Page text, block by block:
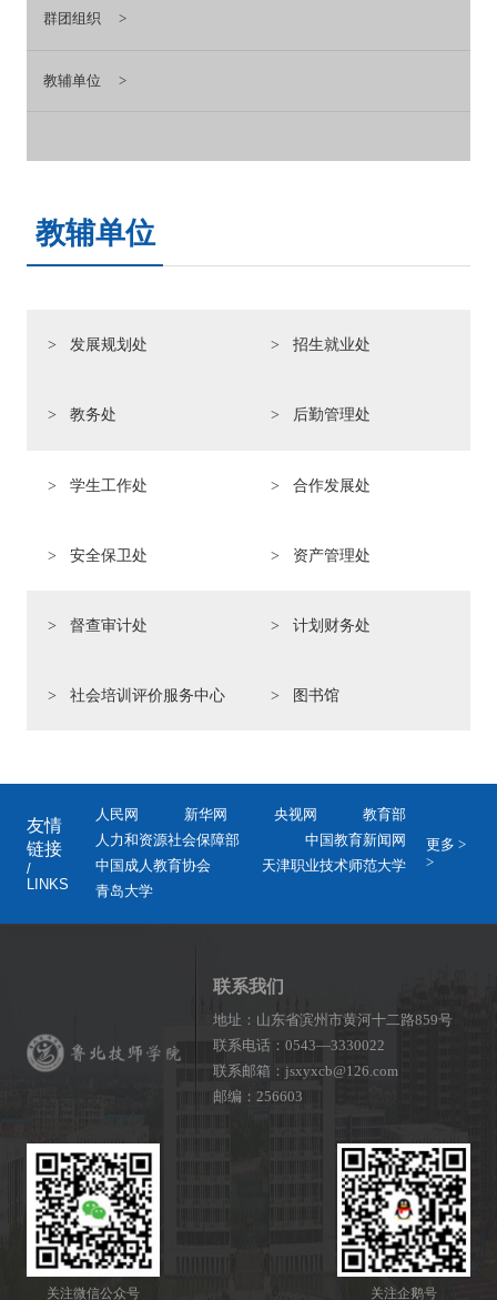
群团组织
教辅单位
教辅单位
发展规划处 招生就业处
教务处 后勤管理处
学生工作处 合作发展处
安全保卫处 资产管理处
督查审计处 计划财务处
社会培训评价服务中心 图书馆
友情
链接
/
LINKS
人民网 新华网 央视网
教育部
人力和资源社会保障部
中国教育新闻网
中国成人教育协会
天津职业技术师范大学
青岛大学
更多 >
>
联系我们
地址：山东省滨州市黄河十二路859号
联系电话：0543—3330022
联系邮箱：jsxyxcb@126.com
邮编：256603
关注微信公众号 关注企鹅号